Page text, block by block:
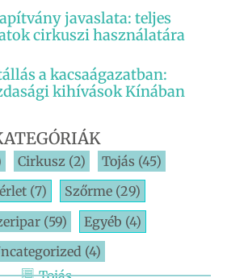
javaslata: teljes
cirkuszi használatára
a kacsaágazatban:
kihívások Kínában
Cirkusz (2) Tojás (45)
(7) Szőrme (29)
(59) Egyéb (4)
(4)